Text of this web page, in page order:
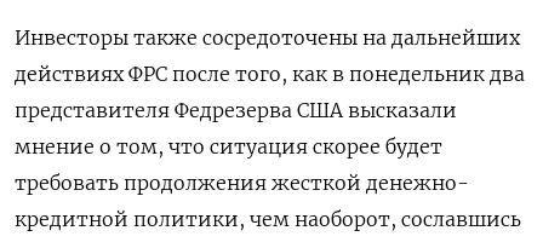
Инвесторы также сосредоточены на дальнейших
действиях ФРС после того, как в понедельник два
представителя Федрезерва США высказали
мнение о том, что ситуация скорее будет
требовать продолжения жесткой денежно-
кредитной политики, чем наоборот, сославшись